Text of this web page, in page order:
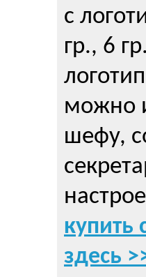
с
гр., 6
можно
шефу,
купить
здесь